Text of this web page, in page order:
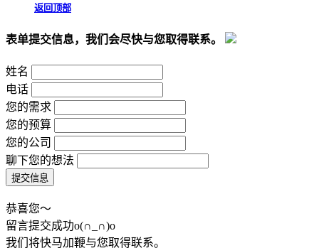
返回顶部
表单提交信息，我们会尽快与您取得联系。
姓名
电话
您的需求
您的预算
您的公司
聊下您的想法
恭喜您～
留言提交成功o(∩_∩)o
我们将快马加鞭与您取得联系。